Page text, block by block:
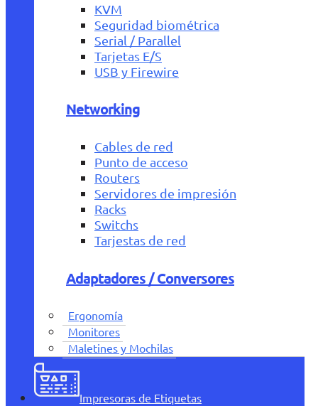
KVM
Seguridad biométrica
Serial / Parallel
Tarjetas E/S
USB y Firewire
Networking
Cables de red
Punto de acceso
Routers
Servidores de impresión
Racks
Switchs
Tarjestas de red
Adaptadores / Conversores
Ergonomía
Monitores
Maletines y Mochilas
Impresoras de Etiquetas